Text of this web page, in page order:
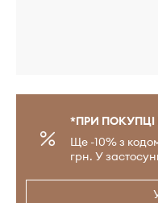
*ПРИ ПОКУПЦІ
Ще -10% з
грн. У